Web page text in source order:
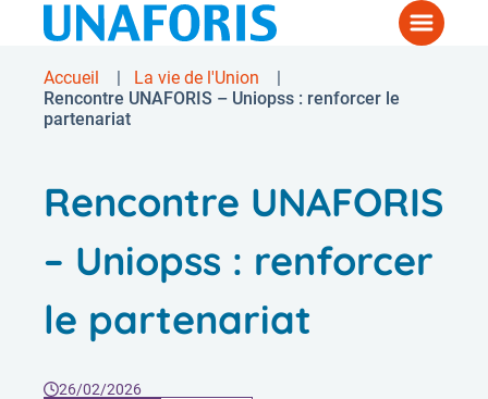
principal
Menu
Fil
d'Ariane
Accueil
La vie de l'Union
Rencontre UNAFORIS – Uniopss : renforcer le
partenariat
Rencontre UNAFORIS
– Uniopss : renforcer
le partenariat
26/02/2026